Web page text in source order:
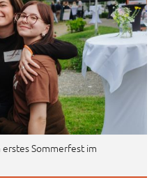
erstes Sommerfest im